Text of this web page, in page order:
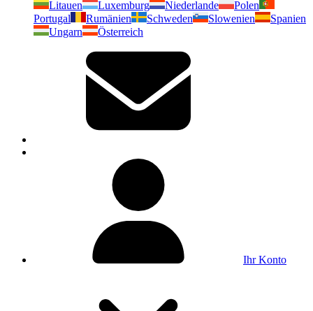
Litauen
Luxemburg Niederlande
Polen
Portugal
Rumänien Schweden Slowenien
Spanien
Ungarn
Österreich
Ihr Konto